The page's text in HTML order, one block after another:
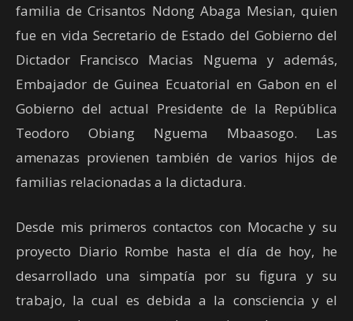
familia de Crisantos Ndong Abaga Mesian, quien
fue en vida Secretario de Estado del Gobierno del
Dictador Francisco Macias Nguema y además,
Embajador de Guinea Ecuatorial en Gabon en el
Gobierno del actual Presidente de la República
Teodoro Obiang Nguema Mbaasogo. Las
amenazas provienen también de varios hijos de
familias relacionadas a la dictadura.
Desde mis primeros contactos con Mocache y su
proyecto Diario Rombe hasta el día de hoy, he
desarrollado una simpatía por su figura y su
trabajo, la cual es debida a la consciencia y el